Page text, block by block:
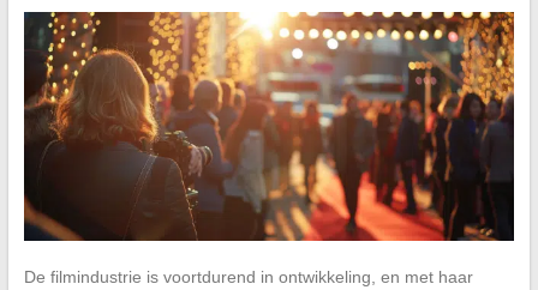
De filmindustrie is voortdurend in ontwikkeling, en met haar